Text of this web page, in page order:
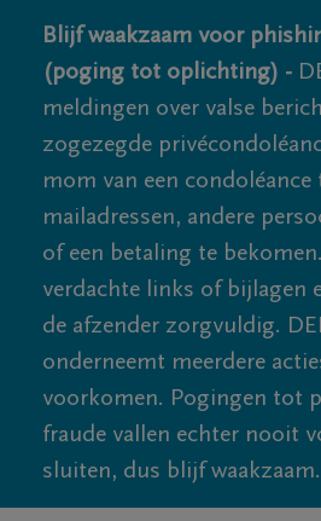
Blijf waakzaam voor
(poging tot oplichting) -
meldingen over valse
zogezegde
mom van een
mailadressen, andere
of een betaling te
verdachte links of bijlagen
de afzender zorgvuldig.
onderneemt meerdere
voorkomen. Pogingen tot
fraude vallen echter nooit
sluiten, dus blijf waakzaam.